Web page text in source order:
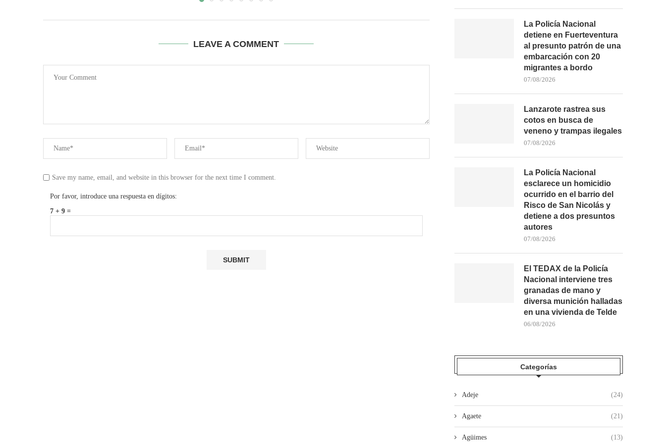
LEAVE A COMMENT
Save my name, email, and website in this browser for the next time I comment.
Por favor, introduce una respuesta en dígitos:
7 + 9 =
La Policía Nacional
detiene en Fuerteventura
al presunto patrón de una
embarcación con 20
migrantes a bordo
07/08/2026
Lanzarote rastrea sus
cotos en busca de
veneno y trampas ilegales
07/08/2026
La Policía Nacional
esclarece un homicidio
ocurrido en el barrio del
Risco de San Nicolás y
detiene a dos presuntos
autores
07/08/2026
El TEDAX de la Policía
Nacional interviene tres
granadas de mano y
diversa munición halladas
en una vivienda de Telde
06/08/2026
Categorías
Adeje (24)
Agaete (21)
Agüimes (13)